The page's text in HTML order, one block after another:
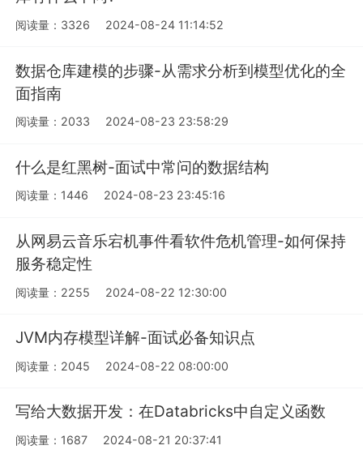
阅读量：3326 2024-08-24 11:14:52
数据仓库建模的步骤-从需求分析到模型优化的全
面指南
阅读量：2033 2024-08-23 23:58:29
什么是红黑树-面试中常问的数据结构
阅读量：1446 2024-08-23 23:45:16
从网易云音乐宕机事件看软件危机管理-如何保持
服务稳定性
阅读量：2255 2024-08-22 12:30:00
JVM内存模型详解-面试必备知识点
阅读量：2045 2024-08-22 08:00:00
写给大数据开发：在Databricks中自定义函数
阅读量：1687 2024-08-21 20:37:41